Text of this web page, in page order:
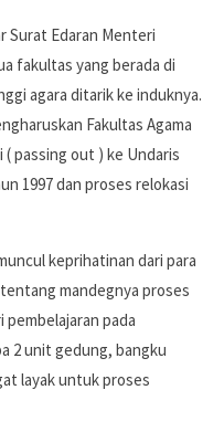
Surat Edaran Menteri
fakultas yang berada di
agara ditarik ke induknya.
Fakultas Agama
passing out ) ke Undaris
1997 dan proses relokasi
keprihatinan dari para
mandegnya proses
pada
2 unit gedung, bangku
layak untuk proses